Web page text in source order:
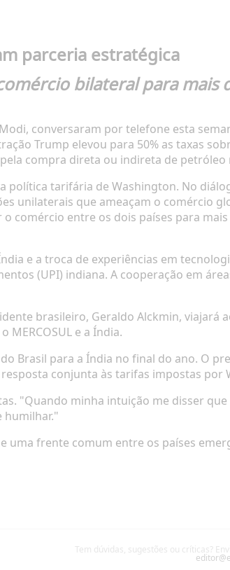
parceria estratégica
bilateral para mais
conversaram por telefone esta
Trump elevou para 50% as taxas
compra direta ou indireta de petróleo
política tarifária de Washington. No
unilaterais que ameaçam o comércio
comércio entre os dois países para
e a troca de experiências em
(UPI) indiana. A cooperação em
brasileiro, Geraldo Alckmin, viajará
e a Índia.
Brasil para a Índia no final do ano. O
conjunta às tarifas impostas por
"Quando minha intuição me disser que
humilhar."
uma frente comum entre os países
Tem dúvidas, sugestões ou críticas?